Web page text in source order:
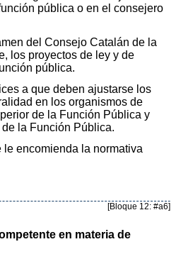
pública o en el consejero
del Consejo Catalán de la
los proyectos de ley y de
pública.
a que deben ajustarse los
en los organismos de
de la Función Pública y
la Función Pública.
le encomienda la normativa
[Bloque 12: #a6]
en materia de